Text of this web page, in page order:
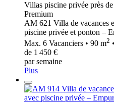
Villas piscine privée près de
Premium
AM 621 Villa de vacances
piscine privée et ponton –
Max. 6 Vacanciers • 90 m2
de 1 450 €
par semaine
Plus